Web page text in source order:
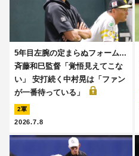
5年目左腕の定まらぬフォーム...
斉藤和巳監督「覚悟見えてこな
い」 安打続く中村晃は「ファン
が一番待っている」
2軍
2026.7.8